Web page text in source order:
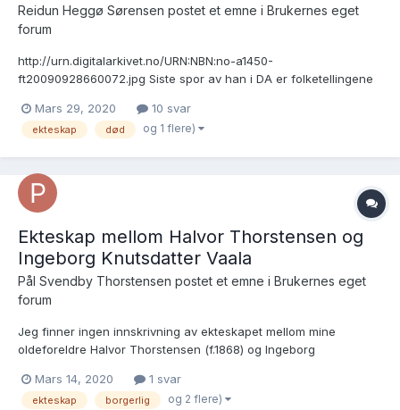
Reidun Heggø Sørensen postet et emne i Brukernes eget
forum
http://urn.digitalarkivet.no/URN:NBN:no-a1450-
ft20090928660072.jpg Siste spor av han i DA er folketellingene
verdenskrig. (Familysearch). Det har imidlertid ikke lykkes å finne
ut om han var gift, hvor ble han av etter krigen?, når døde...
Mars 29, 2020 10 svar
ekteskap død og 1 flere)
Ekteskap mellom Halvor Thorstensen og
Ingeborg Knutsdatter Vaala
Pål Svendby Thorstensen postet et emne i Brukernes eget
forum
Jeg finner ingen innskrivning av ekteskapet mellom mine
oldeforeldre Halvor Thorstensen (f.1868) og Ingeborg
Sauherad, men ingen vielse er å finne der heller) angivelig skulle
ekteskapet blitt inngått i 1891. Det står unde...
Mars 14, 2020 1 svar
ekteskap borgerlig og 2 flere)